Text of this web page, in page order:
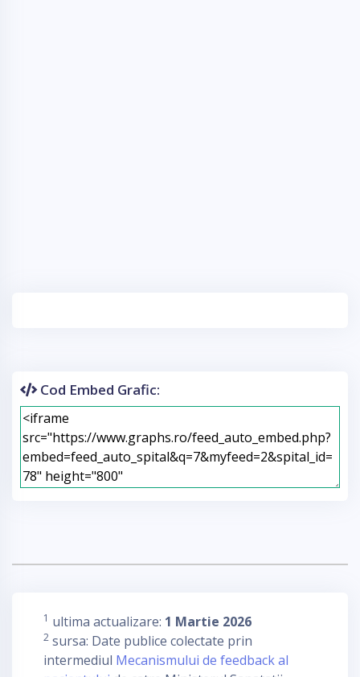
Cod Embed Grafic:
1 ultima actualizare: 1 Martie 2026
2 sursa: Date publice colectate prin
intermediul Mecanismului de feedback al